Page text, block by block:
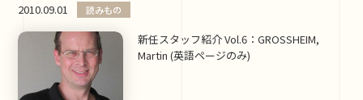
2010.09.01 読みもの
新任スタッフ紹介 Vol.6：GROSSHEIM,
Martin (英語ページのみ)